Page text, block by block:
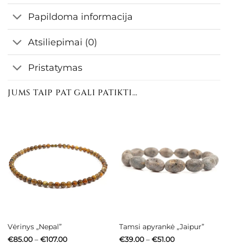
Papildoma informacija
Atsiliepimai (0)
Pristatymas
JUMS TAIP PAT GALI PATIKTI…
Vėrinys „Nepal”
€85.00 – €107.00Price
Tamsi apyrankė „Jaipur”
€39.00 – €51.00Price